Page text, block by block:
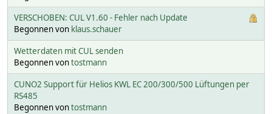
VERSCHOBEN: CUL V1.60 - Fehler nach Update
Begonnen von klaus.schauer
Wetterdaten mit CUL senden
Begonnen vontostmann
CUNO2 Support für Helios KWL EC 200/300/500 Lüftungen per
RS485
Begonnen vontostmann